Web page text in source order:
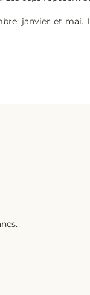
janvier et